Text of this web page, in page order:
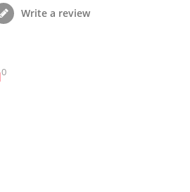
Write a review
0